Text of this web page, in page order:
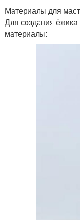
Материалы для
Для создания
материалы: